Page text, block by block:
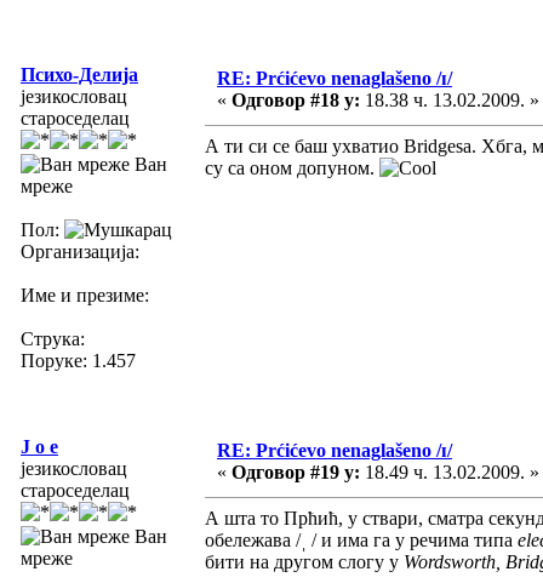
Психо-Делија
језикословац
староседелац
Ван
мреже
Пол:
Организација:
Име и презиме:
Струка:
Поруке: 1.457
RE: Prćićevo nenaglašeno /ɪ/
« Одговор #18 у: 18.38 ч. 13.02.2009. »
А ти си се баш ухватио Bridgesa. Хбга,
су са оном допуном.
J o e
језикословац
староседелац
Ван
мреже
RE: Prćićevo nenaglašeno /ɪ/
« Одговор #19 у: 18.49 ч. 13.02.2009. »
А шта то Прћић, у ствари, сматра
обележава /ˌ / и има га у речима типа
бити на другом слогу у Wordsworth,